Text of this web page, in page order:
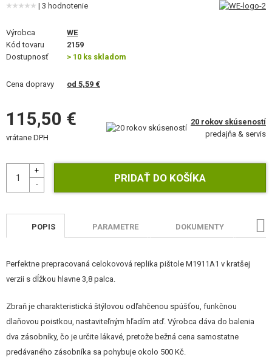
JEDLO
STAVEBNICE, MODELY
REKLAMNÉ PREDMETY
POŠKODENÝ, POUŽITÝ TOVAR
NOVÝ TOVAR
KONTAKT
| 3 hodnotenie
Výrobca
WE
Kód tovaru
2159
Dostupnosť
> 10 ks skladom
Cena dopravy od 5,59 €
115,50 €
vrátane DPH
20 rokov skúseností
predajňa & servis
POPIS PARAMETRE DOKUMENTY
Perfektne prepracovaná celokovová replika pištole M1911A1 v kratšej
verzii s dĺžkou hlavne 3,8 palca.
Zbraň je charakteristická štýlovou odľahčenou spúšťou, funkčnou
dlaňovou poistkou, nastaviteľným hľadím atď. Výrobca dáva do balenia
dva zásobníky, čo je určite lákavé, pretože bežná cena samostatne
predávaného zásobníka sa pohybuje okolo 500 Kč.